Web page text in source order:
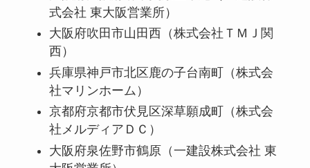
式会社 東大阪営業所）
大阪府吹田市山田西（株式会社ＴＭＪ関
西）
兵庫県神戸市北区鹿の子台南町（株式会
社マリンホーム）
京都府京都市伏見区深草願成町（株式会
社メルディアＤＣ）
大阪府泉佐野市鶴原（一建設株式会社 東